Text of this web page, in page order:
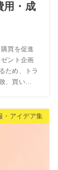
用・成
買を促進
ント企画
ため、トラ
、買い...
・アイデア集